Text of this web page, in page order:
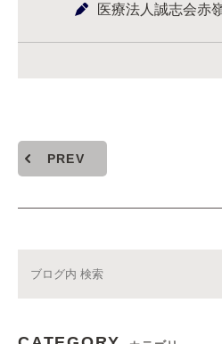
医療法人誠志会赤
PREV